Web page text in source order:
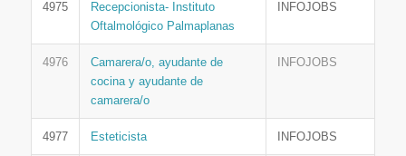
4975
Recepcionista- Instituto
Oftalmológico Palmaplanas
INFOJOBS
4976
Camarera/o, ayudante de
cocina y ayudante de
camarera/o
INFOJOBS
4977 Esteticista INFOJOBS